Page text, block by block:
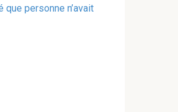
que personne n’avait